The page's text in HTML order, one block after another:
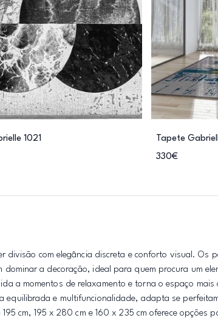
1021
Tapete
330€
com elegância discreta e conforto visual. Os
a decoração, ideal para quem procura um
a momentos de relaxamento e torna o espaço
equilibrada e multifuncionalidade, adapta se
cm, 195 x 280 cm e 160 x 235 cm oferece opções